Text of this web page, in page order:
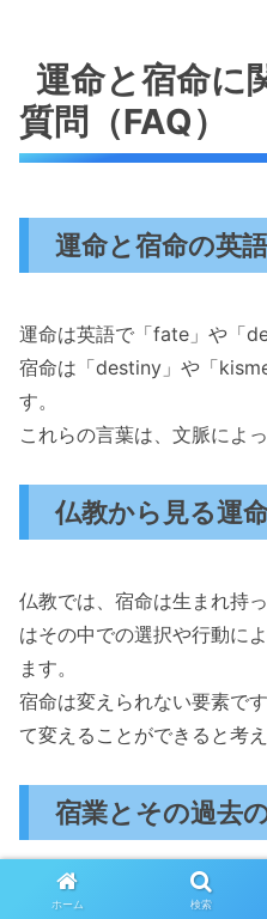
運命と宿命に
質問（FAQ）
運命と宿命の英
運命は英語で「fate」や「
宿命は「destiny」や「
す。
これらの言葉は、文脈によ
仏教から見る運
仏教では、宿命は生まれ持
はその中での選択や行動に
ます。
宿命は変えられない要素で
て変えることができると考
宿業とその過去
宿業は、過去の行動や選択
ホーム 検索